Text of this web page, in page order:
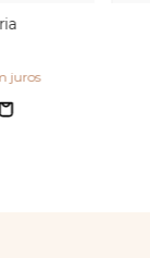
juros